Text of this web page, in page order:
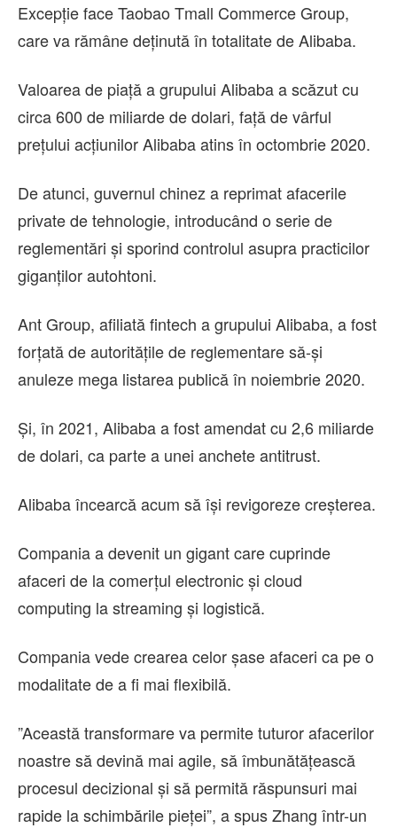
Excepţie face Taobao Tmall Commerce Group,
care va rămâne deţinută în totalitate de Alibaba.
Valoarea de piaţă a grupului Alibaba a scăzut cu
circa 600 de miliarde de dolari, faţă de vârful
preţului acţiunilor Alibaba atins în octombrie 2020.
De atunci, guvernul chinez a reprimat afacerile
private de tehnologie, introducând o serie de
reglementări şi sporind controlul asupra practicilor
giganţilor autohtoni.
Ant Group, afiliată fintech a grupului Alibaba, a fost
forţată de autorităţile de reglementare să-şi
anuleze mega listarea publică în noiembrie 2020.
Şi, în 2021, Alibaba a fost amendat cu 2,6 miliarde
de dolari, ca parte a unei anchete antitrust.
Alibaba încearcă acum să îşi revigoreze creşterea.
Compania a devenit un gigant care cuprinde
afaceri de la comerţul electronic şi cloud
computing la streaming şi logistică.
Compania vede crearea celor şase afaceri ca pe o
modalitate de a fi mai flexibilă.
”Această transformare va permite tuturor afacerilor
noastre să devină mai agile, să îmbunătăţească
procesul decizional şi să permită răspunsuri mai
rapide la schimbările pieţei”, a spus Zhang într-un